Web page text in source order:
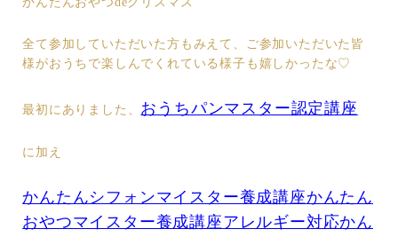
全て参加していただいた方もみえて、ご参加いただいた皆
様がおうちで楽しんでくれている様子も嬉しかったな♡
最初にありました、 おうちパンマスター認定講座
に加え
かんたんシフォンマイスター養成講座かんたん
おやつマイスター養成講座アレルギー対応かん